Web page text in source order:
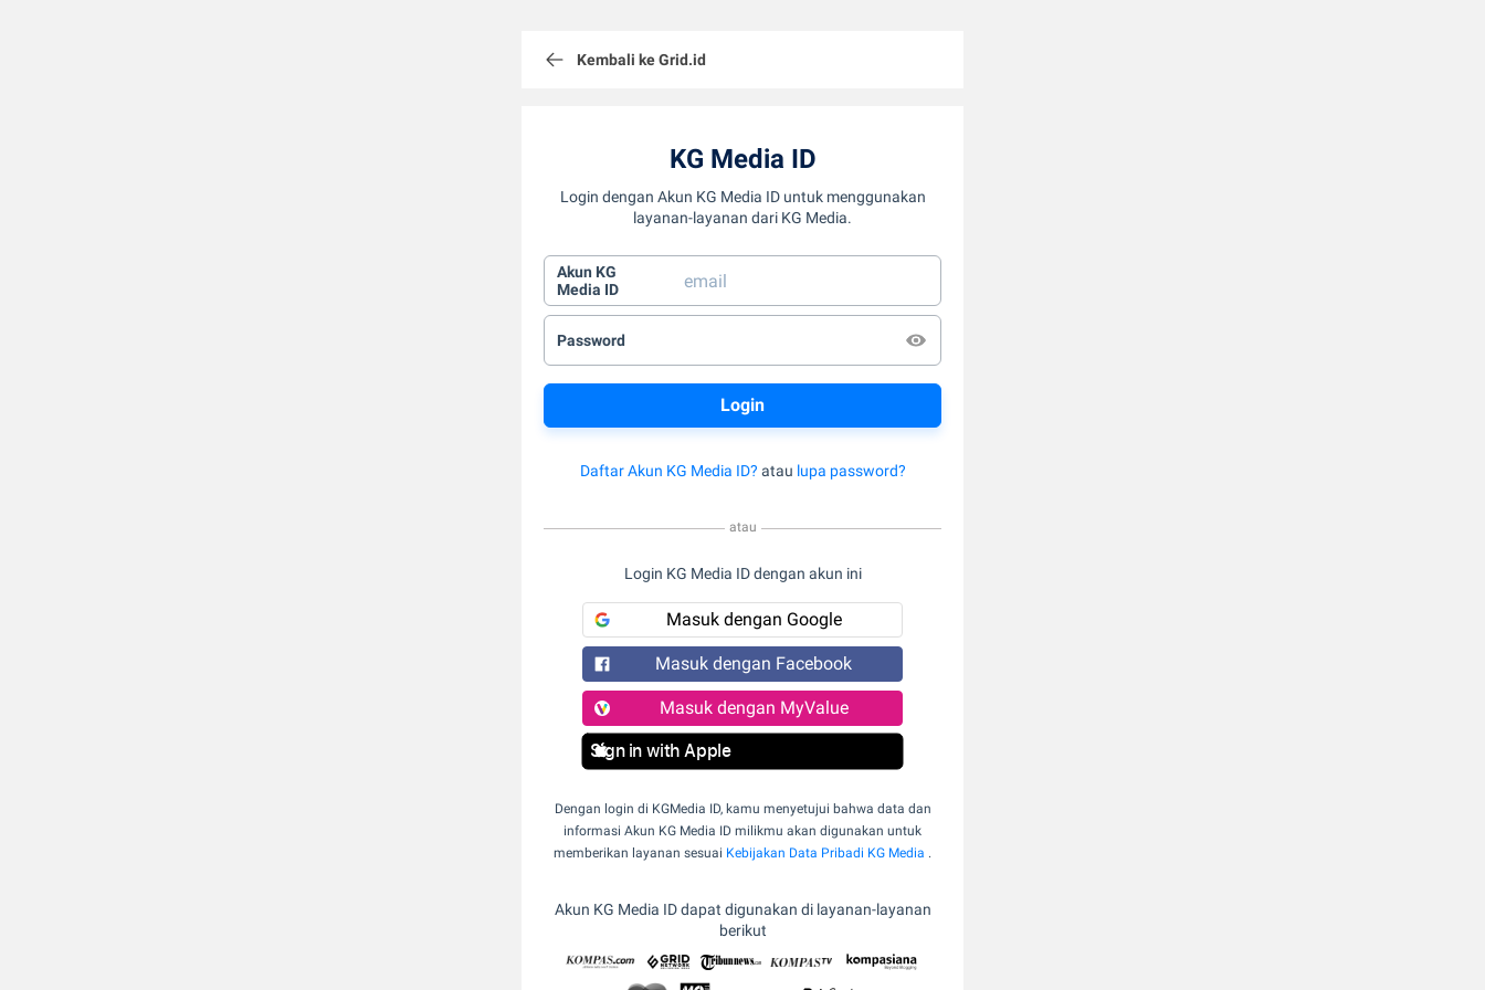
Kembali ke Grid.id
KG Media ID
Login dengan Akun KG Media ID untuk menggunakan
layanan-layanan dari KG Media.
Akun KG
Media ID
Password
Daftar Akun KG Media ID? atau lupa password?
atau
Login KG Media ID dengan akun ini
Masuk dengan Google
Masuk dengan Facebook
Masuk dengan MyValue
Sign in with Apple
Dengan login di KGMedia ID, kamu menyetujui bahwa data dan
informasi Akun KG Media ID milikmu akan digunakan untuk
memberikan layanan sesuai Kebijakan Data Pribadi KG Media .
Akun KG Media ID dapat digunakan di layanan-layanan
berikut